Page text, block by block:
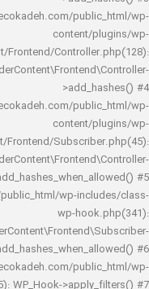
decokadeh.com/
Frontend/
decokadeh.com/
Frontend/
public_html/wp-
wp-
decokadeh.com/
WP_Hook-